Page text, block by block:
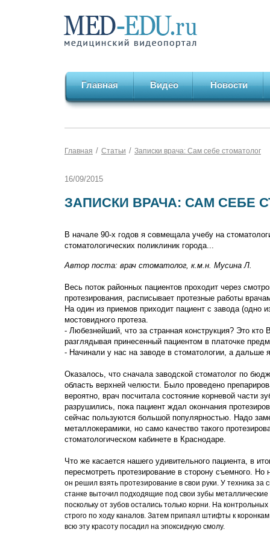
Главная Видео Новости
Главная / Статьи / Записки врача: Сам себе стоматолог
16/09/2015
ЗАПИСКИ ВРАЧА: САМ СЕБЕ
В начале 90-х годов я совмещала учебу на
стоматологических поликлиник города...
Автор поста: врач стоматолог, к.м.н. Мусина Л.
Весь поток районных пациентов проходит через
протезирования, расписывает протезные работы
На один из приемов приходит пациент с завода (одно
мостовидного протеза.
- Любезнейший, что за странная конструкция? Это
разглядывая принесенный пациентом в платочке
- Начинали у нас на заводе в стоматологии, а дальше
Оказалось, что сначала заводской стоматолог по
область верхней челюсти. Было проведено
вероятно, врач посчитала состояние корневой части
разрушились, пока пациент ждал окончания
сейчас пользуются большой популярностью. Надо
металлокерамики, но само качество такого
стоматологическом кабинете в Краснодаре.
Что же касается нашего удивительного пациента, в
пересмотреть протезирование в сторону съемного. Но
он решил взять протезирование в свои руки. У техника
станке выточил подходящие под свои зубы
поскольку от зубов остались только корни. На
строго по ходу каналов. Затем припаял штифты к
всю эту красоту посадил на эпоксидную смолу.